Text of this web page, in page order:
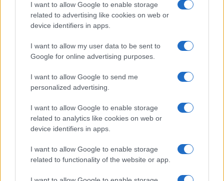
I want to allow Google to enable storage
related to advertising like cookies on web or
device identifiers in apps.
I want to allow my user data to be sent to
Google for online advertising purposes.
I want to allow Google to send me
personalized advertising.
I want to allow Google to enable storage
related to analytics like cookies on web or
device identifiers in apps.
I want to allow Google to enable storage
related to functionality of the website or app.
Kinza Babylon Staked BTC
(PAXG)
$0.022
(KPK ETH PRIME)